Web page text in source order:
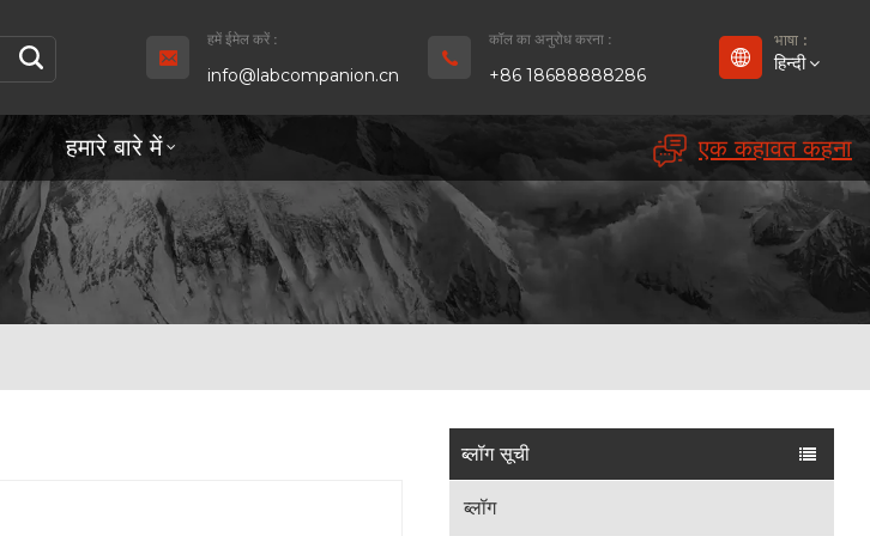
हमें ईमेल करें :
info@labcompanion.cn
कॉल का अनुरोध करना :
+86 18688888286
भाषा :
हिन्दी
English
Español
हमारे बारे में एक कहावत कहना
ब्लॉग सूची
ब्लॉग